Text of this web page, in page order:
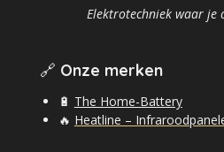
Elektrotechniek waar je
🔗 Onze merken
🔋 The Home-Battery
🔥 Heatline –